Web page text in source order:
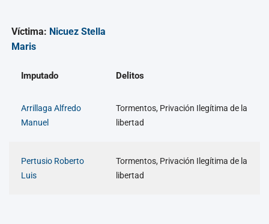
Víctima: Nicuez Stella
Maris
Imputado Delitos
Arrillaga Alfredo
Manuel
Tormentos, Privación Ilegítima de la
libertad
Pertusio Roberto
Luis
Tormentos, Privación Ilegítima de la
libertad